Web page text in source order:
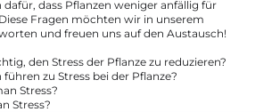
dass Pflanzen weniger anfällig für
Fragen möchten wir in unserem
und freuen uns auf den Austausch!
den Stress der Pflanze zu reduzieren?
zu Stress bei der Pflanze?
Stress?
Stress?